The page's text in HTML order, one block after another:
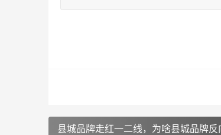
县城品牌走红一二线，为啥县城品牌反